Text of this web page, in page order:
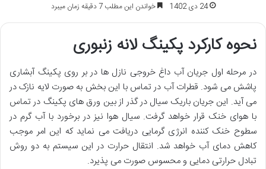
24 دی 1402 خواندن این مطلب 7 دقیقه زمان میبرد
نحوه کارکرد پکینگ لانه زنبوری
در مرحله اول جریان آب داغ خروجی نازل ها در بر روی پکینگ آبشاری
پاشش می شود. قطرات آب در تماس با این بخش به صورت لایه نازک در
می آید. این جریان باریک سیال در گذر از بین ورق های پکینگ در تماس
با هوای خنک قرار خواهد گرفت. سیال هوا نیز در برخورد با آب گرم در
سطوح خنک کننده انرژی گرمایی دریافت می نماید که این امر موجب
کاهش دمای آب خواهد شد. انتقال حرارت در این سیستم به دو روش
تبادل حرارتی دمایی و محسوس صورت می پذیرد.